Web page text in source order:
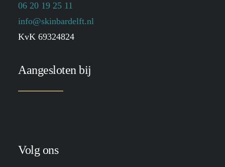
06 20 19 25 11
info@skinbardelft.nl
KvK 69324824
Aangesloten bij
Volg ons